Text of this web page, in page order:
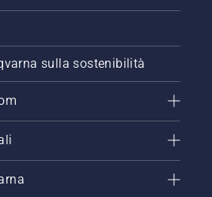
sulla sostenibilità